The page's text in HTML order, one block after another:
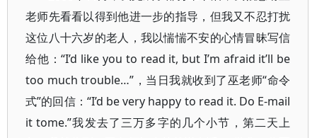
老师先看看以得到他进一步的指导，但我又不忍打扰
这位八十六岁的老人，我以惴惴不安的心情冒昧写信
给他：“I’d like you to read it, but I’m afraid it’ll be
too much trouble…”，当日我就收到了巫老师“命令
式”的回信：“I’d be very happy to read it. Do E-mail
it tome.”我发去了三万多字的几个小节，第二天上